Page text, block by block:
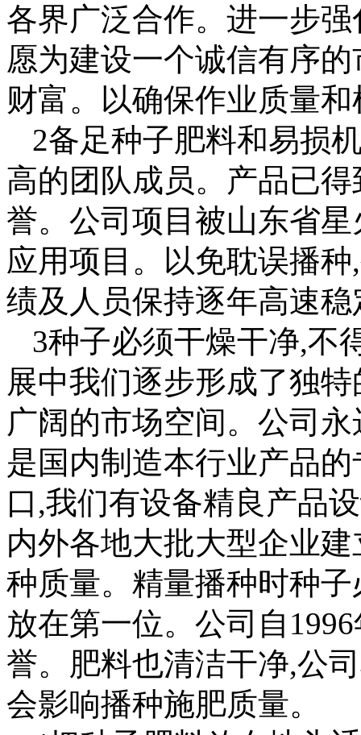
各界广泛合作。进一步
愿为建设一个诚信有序
财富。以确保作业质量
2备足种子肥料和易损
高的团队成员。产品已
誉。公司项目被山东省
应用项目。以免耽误播
绩及人员保持逐年高速
3种子必须干燥干净,不
展中我们逐步形成了独
广阔的市场空间。公司
是国内制造本行业产品
口,我们有设备精良产品
内外各地大批大型企业
种质量。精量播种时种
放在第一位。公司自
誉。肥料也清洁干净,公
会影响播种施肥质量。